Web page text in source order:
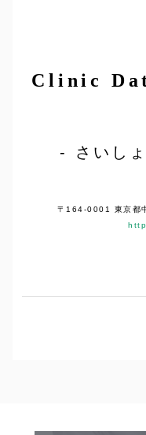
Clinic
さいし
〒164-0001 東京都